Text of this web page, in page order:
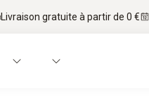
Livraison gratuite à partir de 0 €